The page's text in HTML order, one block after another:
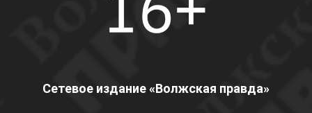
Сетевое издание «Волжская правда»